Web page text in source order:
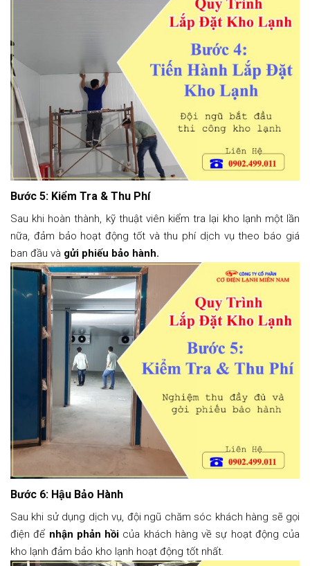
Bước 5: Kiểm Tra & Thu Phí
Sau khi hoàn thành, kỹ thuật viên kiểm tra lại kho lạnh một lần
nữa, đảm bảo hoạt động tốt và thu phí dịch vụ theo báo giá
ban đầu và gửi phiếu bảo hành.
Bước 6: Hậu Bảo Hành
Sau khi sử dụng dịch vụ, đội ngũ chăm sóc khách hàng sẽ gọi
điện để nhận phản hồi của khách hàng về sự hoạt động của
kho lạnh đảm bảo kho lạnh hoạt động tốt nhất.